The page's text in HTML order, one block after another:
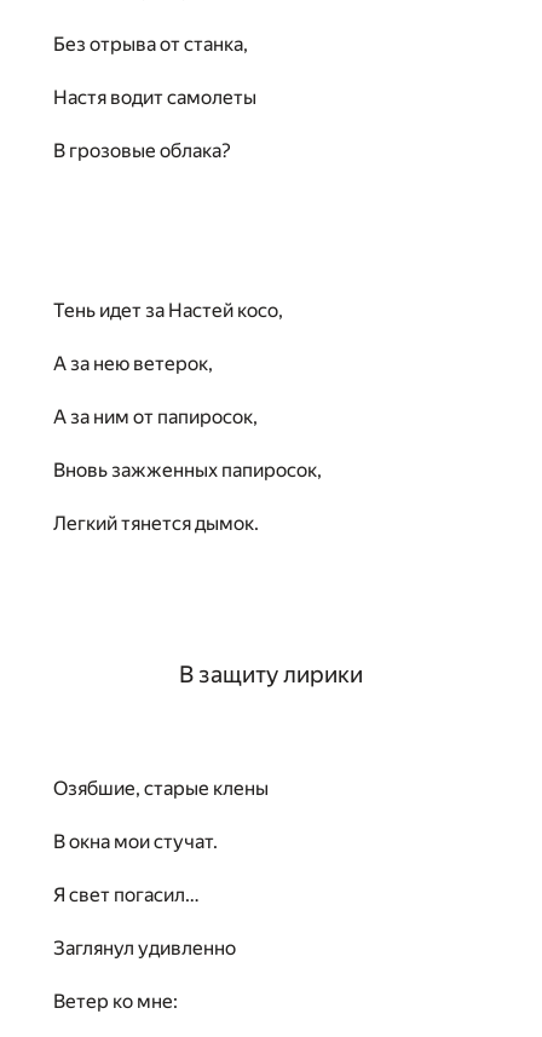
Без отрыва от станка,
Настя водит самолеты
В грозовые облака?
Тень идет за Настей косо,
А за нею ветерок,
А за ним от папиросок,
Вновь зажженных папиросок,
Легкий тянется дымок.
В защиту лирики
Озябшие, старые клены
В окна мои стучат.
Я свет погасил…
Заглянул удивленно
Ветер ко мне: